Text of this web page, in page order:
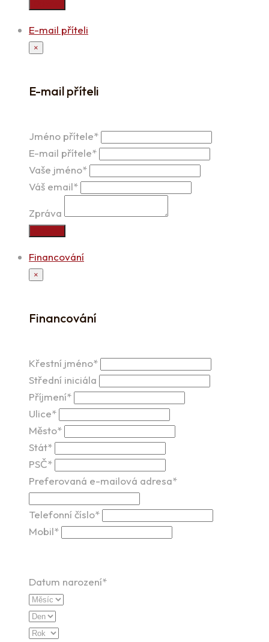
E-mail příteli
×
E-mail příteli
Jméno přítele*
E-mail přítele*
Vaše jméno*
Váš email*
Zpráva
Financování
×
Financování
Křestní jméno*
Střední iniciála
Příjmení*
Ulice*
Město*
Stát*
PSČ*
Preferovaná e-mailová adresa*
Telefonní číslo*
Mobil*
Datum narození*